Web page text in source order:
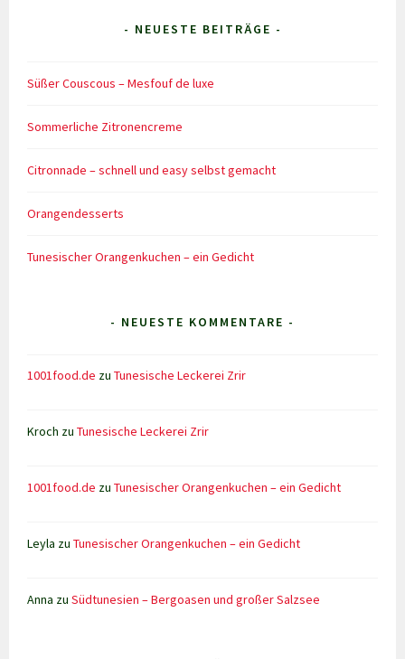
- NEUESTE BEITRÄGE -
Süßer Couscous – Mesfouf de luxe
Sommerliche Zitronencreme
Citronnade – schnell und easy selbst gemacht
Orangendesserts
Tunesischer Orangenkuchen – ein Gedicht
- NEUESTE KOMMENTARE -
1001food.de zuTunesische Leckerei Zrir
Kroch zuTunesische Leckerei Zrir
1001food.de zuTunesischer Orangenkuchen – ein Gedicht
Leyla zuTunesischer Orangenkuchen – ein Gedicht
Anna zuSüdtunesien – Bergoasen und großer Salzsee